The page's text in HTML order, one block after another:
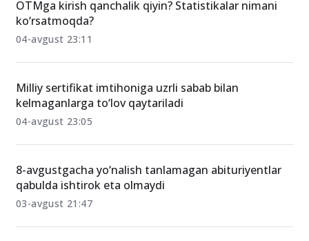
OTMga kirish qanchalik qiyin? Statistikalar nimani
ko‘rsatmoqda?
04-avgust 23:11
Milliy sertifikat imtihoniga uzrli sabab bilan
kelmaganlarga to‘lov qaytariladi
04-avgust 23:05
8-avgustgacha yo‘nalish tanlamagan abituriyentlar
qabulda ishtirok eta olmaydi
03-avgust 21:47